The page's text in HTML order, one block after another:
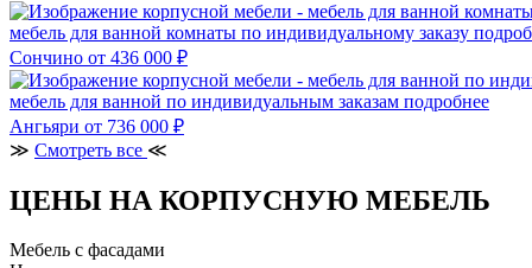
мебель для ванной комнаты по индивидуальному заказу
Сончино от 436 000 ₽
мебель для ванной по индивидуальным заказам подробнее
Ангьяри от 736 000 ₽
≫ Смотреть все ≪
ЦЕНЫ НА КОРПУСНУЮ МЕБЕЛЬ
Мебель с фасадами